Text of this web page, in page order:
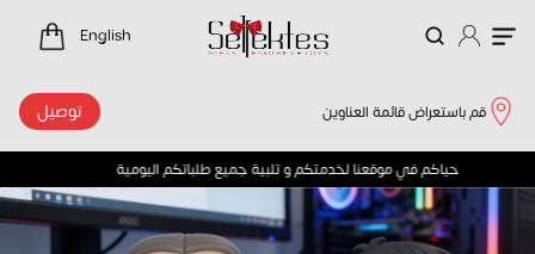
English
قم باستعراض قائمة العناوين توصيل
حياكم في موقعنا لخدمتكم و تلبية جميع طلباتكم اليومية